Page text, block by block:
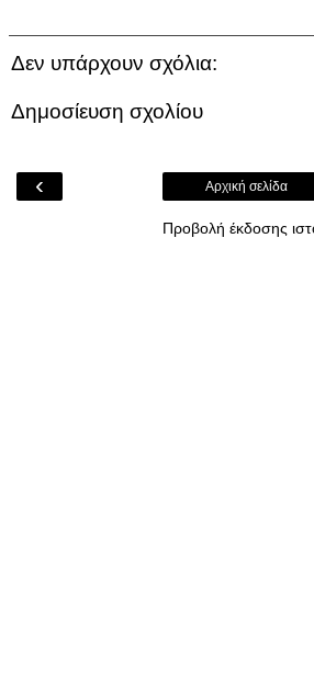
Δεν υπάρχουν σχόλια:
Δημοσίευση σχολίου
‹ Αρχική σελίδα
Προβολή έκδοσης